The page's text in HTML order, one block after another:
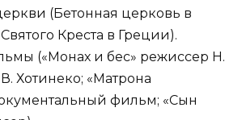
(Бетонная церковь в
Креста в Греции).
(«Монах и бес» режиссер Н.
Хотинеко; «Матрона
фильм; «Сын